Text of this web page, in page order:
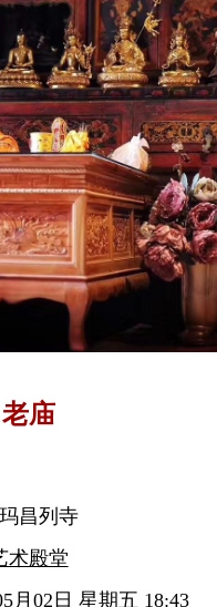
老庙
昌列寺
术殿堂
月02日 星期五 18:43